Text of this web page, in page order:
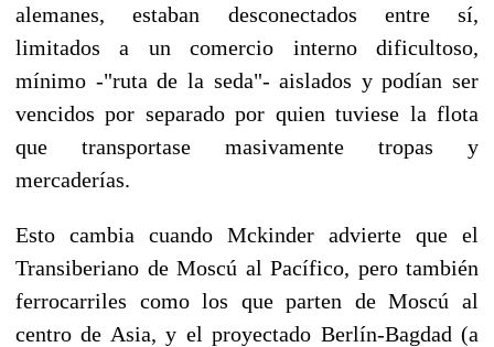
alemanes, estaban desconectados entre sí,
limitados a un comercio interno dificultoso,
mínimo -"ruta de la seda"- aislados y podían ser
vencidos por separado por quien tuviese la flota
que transportase masivamente tropas y
mercaderías.
Esto cambia cuando Mckinder advierte que el
Transiberiano de Moscú al Pacífico, pero también
ferrocarriles como los que parten de Moscú al
centro de Asia, y el proyectado Berlín-Bagdad (a